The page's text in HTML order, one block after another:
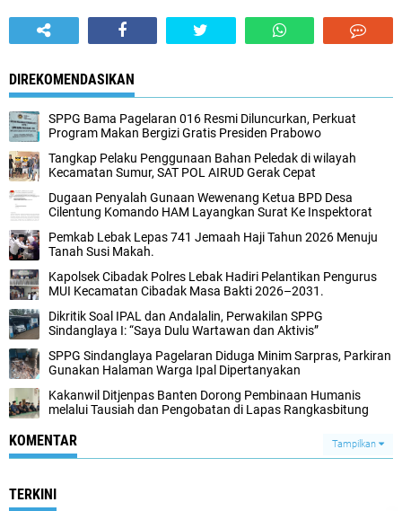
DIREKOMENDASIKAN
SPPG Bama Pagelaran 016 Resmi Diluncurkan, Perkuat
Program Makan Bergizi Gratis Presiden Prabowo
Tangkap Pelaku Penggunaan Bahan Peledak di wilayah
Kecamatan Sumur, SAT POL AIRUD Gerak Cepat
Dugaan Penyalah Gunaan Wewenang Ketua BPD Desa
Cilentung Komando HAM Layangkan Surat Ke Inspektorat
Pemkab Lebak Lepas 741 Jemaah Haji Tahun 2026 Menuju
Tanah Susi Makah.
Kapolsek Cibadak Polres Lebak Hadiri Pelantikan Pengurus
MUI Kecamatan Cibadak Masa Bakti 2026–2031.
Dikritik Soal IPAL dan Andalalin, Perwakilan SPPG
Sindanglaya I: “Saya Dulu Wartawan dan Aktivis”
SPPG Sindanglaya Pagelaran Diduga Minim Sarpras, Parkiran
Gunakan Halaman Warga Ipal Dipertanyakan
Kakanwil Ditjenpas Banten Dorong Pembinaan Humanis
melalui Tausiah dan Pengobatan di Lapas Rangkasbitung
KOMENTAR Tampilkan
TERKINI